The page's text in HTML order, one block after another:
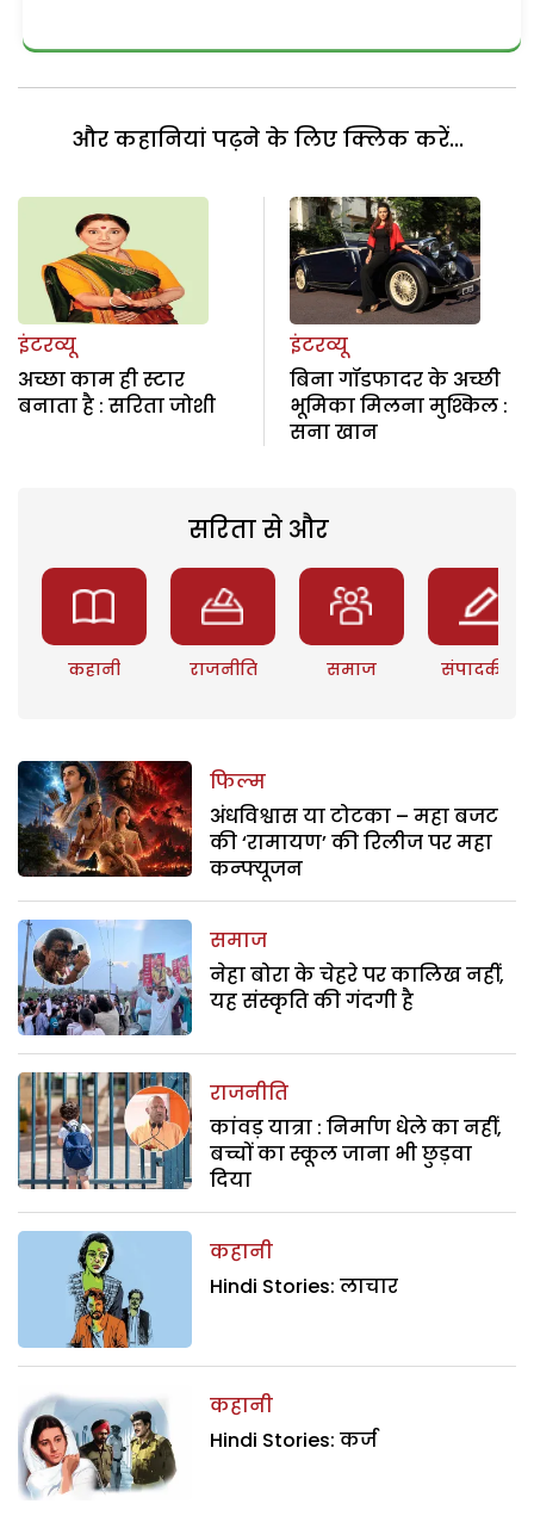
और कहानियां पढ़ने के लिए क्लिक करें...
इंटरव्यू
अच्छा काम ही स्टार
बनाता है : सरिता जोशी
इंटरव्यू
बिना गॉडफादर के अच्छी
भूमिका मिलना मुश्किल :
सना खान
सरिता से और
कहानी राजनीति समाज संपादकीय
फिल्म
अंधविश्वास या टोटका – महा बजट
की ‘रामायण’ की रिलीज पर महा
कन्फ्यूजन
समाज
नेहा बोरा के चेहरे पर कालिख नहीं,
यह संस्कृति की गंदगी है
राजनीति
कांवड़ यात्रा : निर्माण धेले का नहीं,
बच्चों का स्कूल जाना भी छुड़वा
दिया
कहानी
Hindi Stories: लाचार
कहानी
Hindi Stories: कर्ज